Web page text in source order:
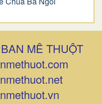
MÊ THUỘT